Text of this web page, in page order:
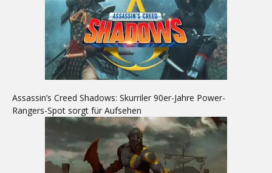
Assassin’s Creed Shadows: Skurriler 90er-Jahre Power-
Rangers-Spot sorgt für Aufsehen